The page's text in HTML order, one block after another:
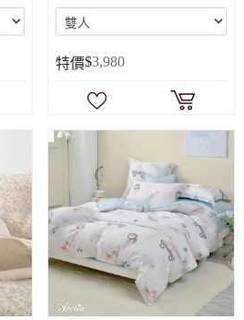
特價$3,980